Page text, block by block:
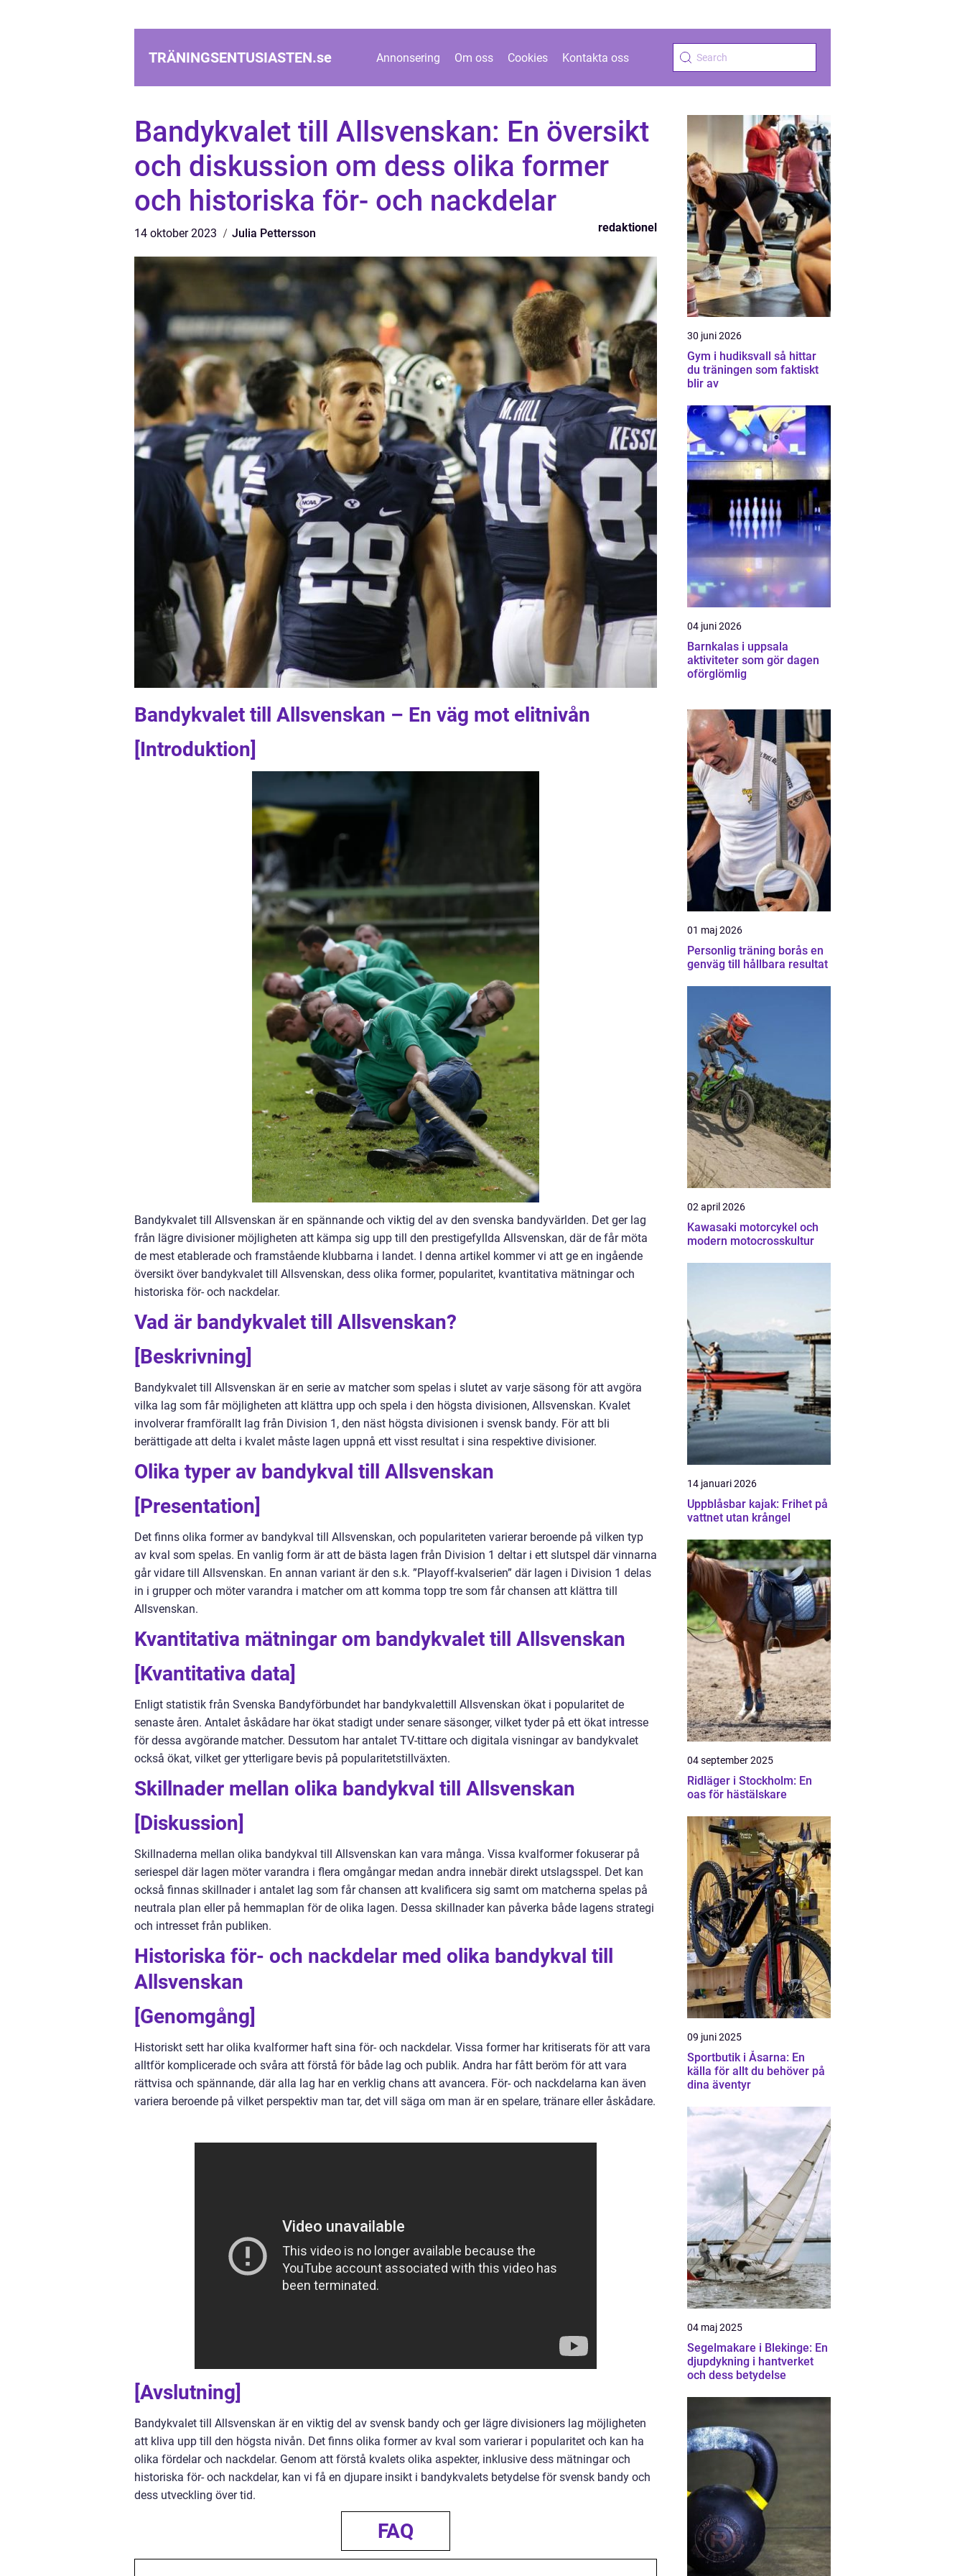
TRÄNINGSENTUSIASTEN.se Annonsering Om oss Cookies Kontakta oss
Bandykvalet till Allsvenskan: En översikt
och diskussion om dess olika former
och historiska för- och nackdelar
14 oktober 2023 Julia Pettersson redaktionel
Bandykvalet till Allsvenskan – En väg mot elitnivån
[Introduktion]
Bandykvalet till Allsvenskan är en spännande och viktig del av den svenska bandyvärlden. Det ger lag
från lägre divisioner möjligheten att kämpa sig upp till den prestigefyllda Allsvenskan, där de får möta
de mest etablerade och framstående klubbarna i landet. I denna artikel kommer vi att ge en ingående
översikt över bandykvalet till Allsvenskan, dess olika former, popularitet, kvantitativa mätningar och
historiska för- och nackdelar.
Vad är bandykvalet till Allsvenskan?
[Beskrivning]
Bandykvalet till Allsvenskan är en serie av matcher som spelas i slutet av varje säsong för att avgöra
vilka lag som får möjligheten att klättra upp och spela i den högsta divisionen, Allsvenskan. Kvalet
involverar framförallt lag från Division 1, den näst högsta divisionen i svensk bandy. För att bli
berättigade att delta i kvalet måste lagen uppnå ett visst resultat i sina respektive divisioner.
Olika typer av bandykval till Allsvenskan
[Presentation]
Det finns olika former av bandykval till Allsvenskan, och populariteten varierar beroende på vilken typ
av kval som spelas. En vanlig form är att de bästa lagen från Division 1 deltar i ett slutspel där vinnarna
går vidare till Allsvenskan. En annan variant är den s.k. ”Playoff-kvalserien” där lagen i Division 1 delas
in i grupper och möter varandra i matcher om att komma topp tre som får chansen att klättra till
Allsvenskan.
Kvantitativa mätningar om bandykvalet till Allsvenskan
[Kvantitativa data]
Enligt statistik från Svenska Bandyförbundet har bandykvalettill Allsvenskan ökat i popularitet de
senaste åren. Antalet åskådare har ökat stadigt under senare säsonger, vilket tyder på ett ökat intresse
för dessa avgörande matcher. Dessutom har antalet TV-tittare och digitala visningar av bandykvalet
också ökat, vilket ger ytterligare bevis på popularitetstillväxten.
Skillnader mellan olika bandykval till Allsvenskan
[Diskussion]
Skillnaderna mellan olika bandykval till Allsvenskan kan vara många. Vissa kvalformer fokuserar på
seriespel där lagen möter varandra i flera omgångar medan andra innebär direkt utslagsspel. Det kan
också finnas skillnader i antalet lag som får chansen att kvalificera sig samt om matcherna spelas på
neutrala plan eller på hemmaplan för de olika lagen. Dessa skillnader kan påverka både lagens strategi
och intresset från publiken.
Historiska för- och nackdelar med olika bandykval till
Allsvenskan
[Genomgång]
Historiskt sett har olika kvalformer haft sina för- och nackdelar. Vissa former har kritiserats för att vara
alltför komplicerade och svåra att förstå för både lag och publik. Andra har fått beröm för att vara
rättvisa och spännande, där alla lag har en verklig chans att avancera. För- och nackdelarna kan även
variera beroende på vilket perspektiv man tar, det vill säga om man är en spelare, tränare eller åskådare.
[Avslutning]
Bandykvalet till Allsvenskan är en viktig del av svensk bandy och ger lägre divisioners lag möjligheten
att kliva upp till den högsta nivån. Det finns olika former av kval som varierar i popularitet och kan ha
olika fördelar och nackdelar. Genom att förstå kvalets olika aspekter, inklusive dess mätningar och
historiska för- och nackdelar, kan vi få en djupare insikt i bandykvalets betydelse för svensk bandy och
dess utveckling över tid.
FAQ
30 juni 2026
Gym i hudiksvall så hittar
du träningen som faktiskt
blir av
04 juni 2026
Barnkalas i uppsala
aktiviteter som gör dagen
oförglömlig
01 maj 2026
Personlig träning borås en
genväg till hållbara resultat
02 april 2026
Kawasaki motorcykel och
modern motocrosskultur
14 januari 2026
Uppblåsbar kajak: Frihet på
vattnet utan krångel
04 september 2025
Ridläger i Stockholm: En
oas för hästälskare
09 juni 2025
Sportbutik i Åsarna: En
källa för allt du behöver på
dina äventyr
04 maj 2025
Segelmakare i Blekinge: En
djupdykning i hantverket
och dess betydelse